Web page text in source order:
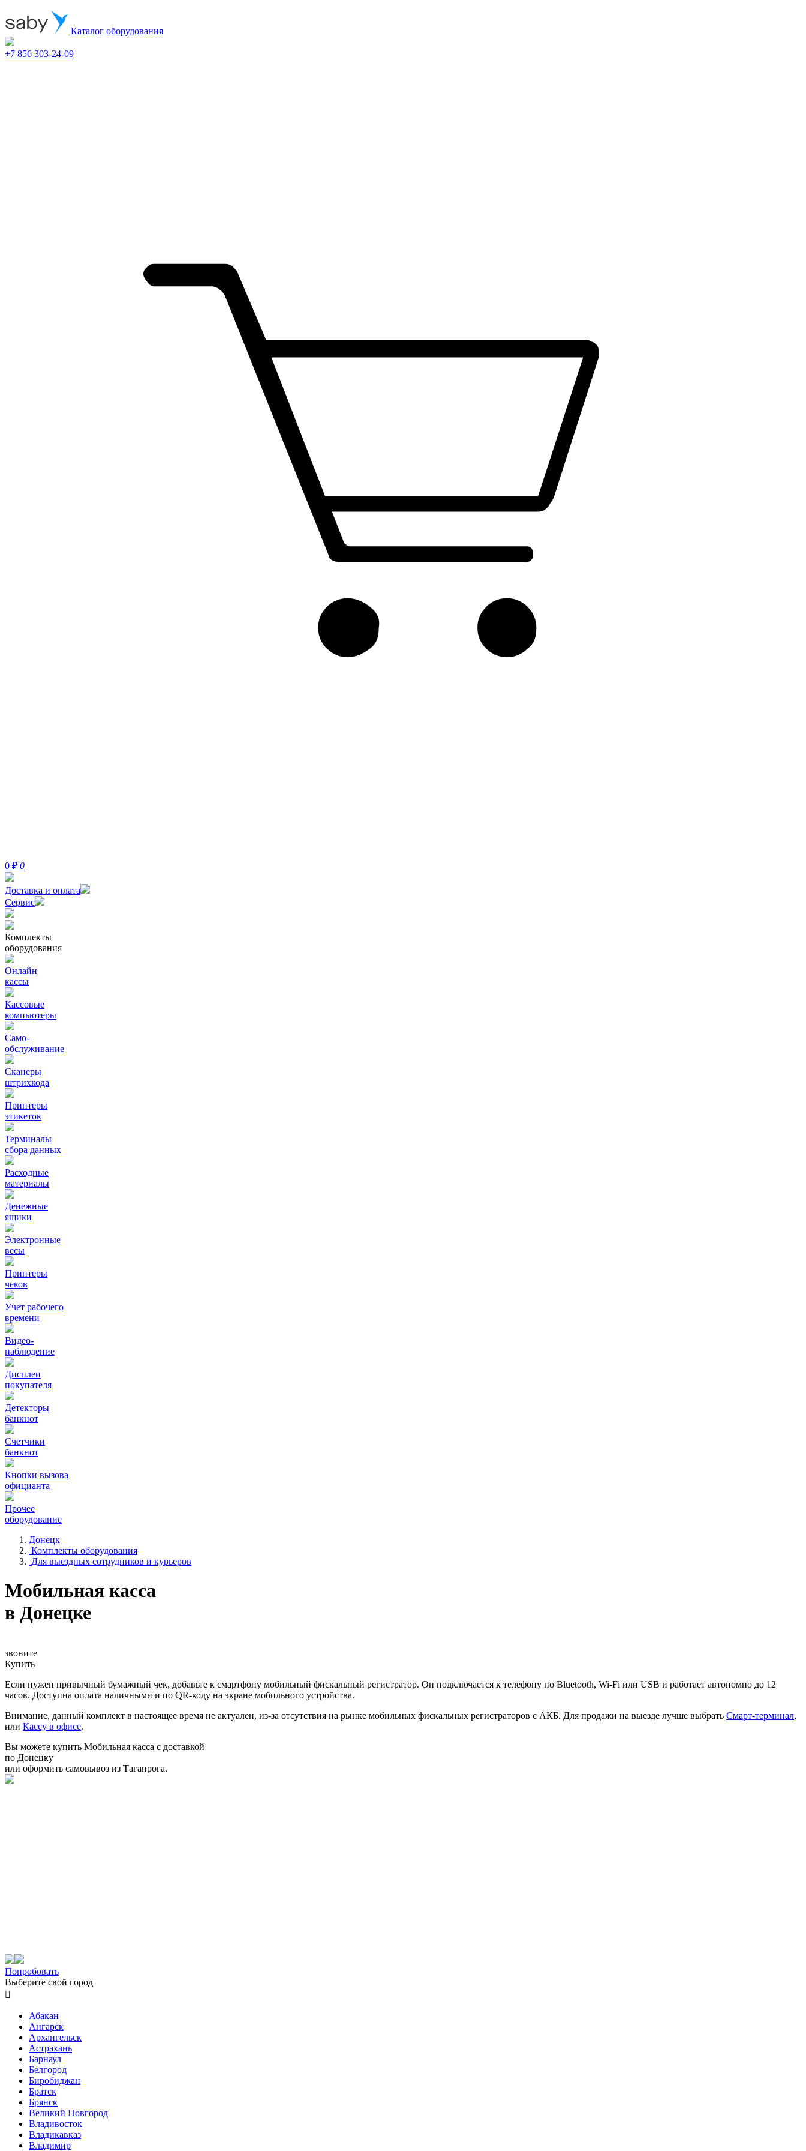
Каталог оборудования
+7 856 303-24-09
0 ₽ 0
Доставка и оплата
Сервис
Комплекты
оборудования
Онлайн
кассы
Кассовые
компьютеры
Само-
обслуживание
Сканеры
штрихкода
Принтеры
этикеток
Терминалы
сбора данных
Расходные
материалы
Денежные
ящики
Электронные
весы
Принтеры
чеков
Учет рабочего
времени
Видео‑
наблюдение
Дисплеи
покупателя
Детекторы
банкнот
Счетчики
банкнот
Кнопки вызова
официанта
Прочее
оборудование
Донецк
Комплекты оборудования
Для выездных сотрудников и курьеров
Мобильная касса
в Донецке
звоните
Купить
Если нужен привычный бумажный чек, добавьте к смартфону мобильный фискальный регистратор. Он подключается к телефону по Bluetooth, Wi-Fi или USB и работает автономно до 12
часов. Доступна оплата наличными и по QR-коду на экране мобильного устройства.
Внимание, данный комплект в настоящее время не актуален, из-за отсутствия на рынке мобильных фискальных регистраторов с АКБ. Для продажи на выезде лучше выбрать Смарт-терминал,
или Кассу в офисе.
Вы можете купить Мобильная касса с доставкой
по Донецку
или оформить самовывоз из Таганрога.
Попробовать
Выберите свой город

Абакан
Ангарск
Архангельск
Астрахань
Барнаул
Белгород
Биробиджан
Братск
Брянск
Великий Новгород
Владивосток
Владикавказ
Владимир